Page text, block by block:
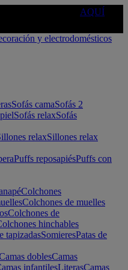
AQUÍ
Sofás camaSofás 2
Sofás relaxSofás
relaxSillones relax
Puffs reposapiésPuffs con
Colchones
Colchones de muelles
Colchones de
hinchables
tapizadasSomieresPatas de
doblesCamas
infantilesLiterasCamas